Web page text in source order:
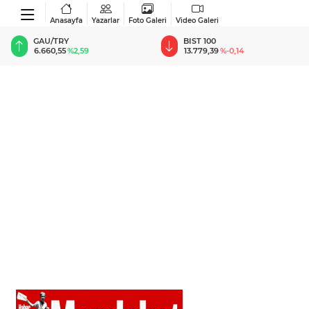
Anasayfa Yazarlar Foto Galeri Video Galeri
GAU/TRY
6.660,55%2,59
BIST 100
13.779,39%-0,14